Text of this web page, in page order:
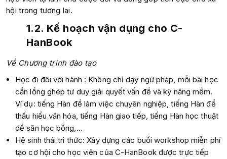
hội trong tương lai.
1.2. Kế hoạch vận dụng cho C-
HanBook
Về Chương trình đào tạo
Học đi đôi với hành : Không chỉ dạy ngữ pháp, mỗi bài học
cần lồng ghép tư duy giải quyết vấn đề và kỹ năng mềm.
Ví dụ: tiếng Hàn để làm việc chuyên nghiệp, tiếng Hàn để
thấu hiểu văn hóa, tiếng Hàn giao tiếp, tiếng Hàn học thuật
để săn học bổng,…
Hệ sinh thái tri thức: Xây dựng các buổi workshop miễn phí
tạo cơ hội cho học viên của C-HanBook được trực tiếp